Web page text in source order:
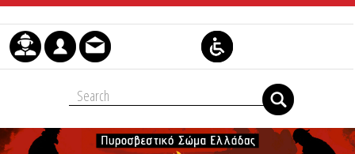
Skip to Content